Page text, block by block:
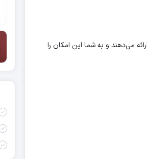
می‌دهند و به شما این امکان را